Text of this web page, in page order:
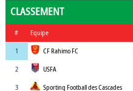
CLASSEMENT
# Equipe
1
CF Rahimo FC
2
USFA
3
Sporting Football des Cascades